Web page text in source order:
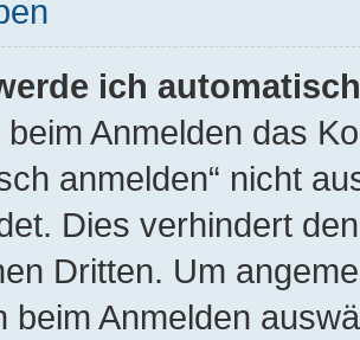
ich
Anmelden das
anmelden“ nicht
Dies verhindert
Dritten. Um
beim Anmelden